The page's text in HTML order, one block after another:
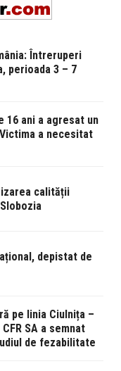
Întreruperi
perioada 3 – 7
16 ani a agresat un
a necesitat
calității
depistat de
pe linia Ciulnița –
SA a semnat
de fezabilitate